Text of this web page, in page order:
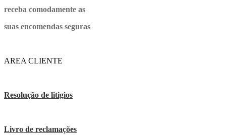
receba comodamente as
suas encomendas seguras
AREA CLIENTE
Resolução de litigios
Livro de reclamações